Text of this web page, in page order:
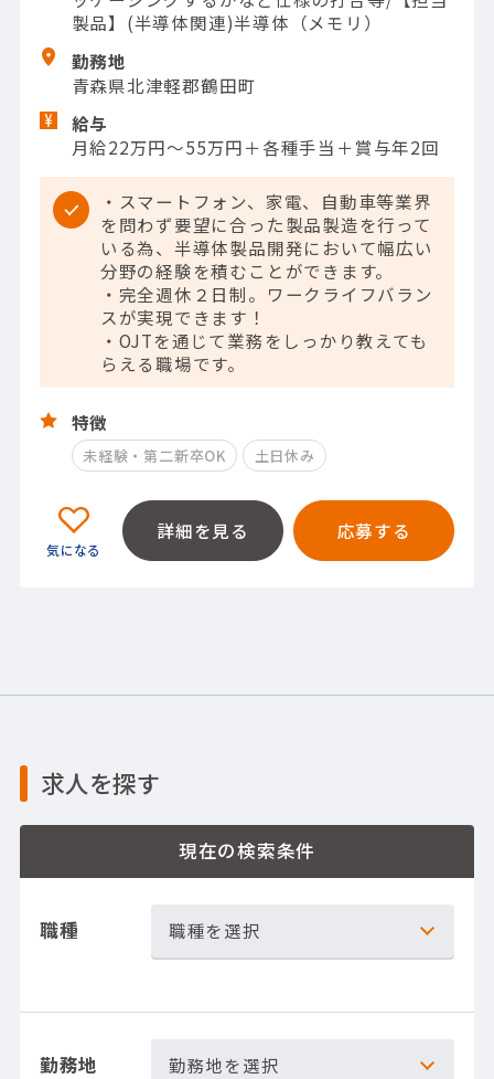
製品】(半導体関連)半導体（メモリ）
勤務地
青森県北津軽郡鶴田町
給与
月給22万円〜55万円＋各種手当＋賞与年2回
・スマートフォン、家電、自動車等業界
を問わず要望に合った製品製造を行って
いる為、半導体製品開発において幅広い
分野の経験を積むことができます。
・完全週休２日制。ワークライフバラン
スが実現できます！
・OJTを通じて業務をしっかり教えても
らえる職場です。
特徴
未経験・第二新卒OK 土日休み
詳細を見る 応募する
求人を探す
現在の検索条件
職種 職種を選択
勤務地 勤務地を選択